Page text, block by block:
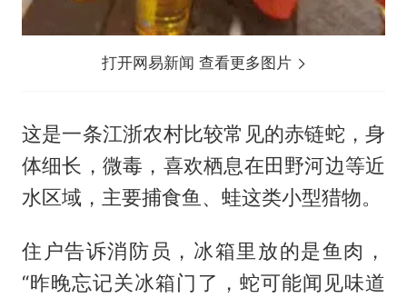
打开网易新闻 查看更多图片
这是一条江浙农村比较常见的赤链蛇，身
体细长，微毒，喜欢栖息在田野河边等近
水区域，主要捕食鱼、蛙这类小型猎物。
住户告诉消防员，冰箱里放的是鱼肉，
“昨晚忘记关冰箱门了，蛇可能闻见味道